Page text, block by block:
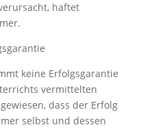
haftet
keine Erfolgsgarantie
vermittelten
dass der Erfolg
selbst und dessen